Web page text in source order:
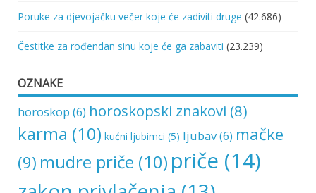
Poruke za djevojačku večer koje će zadiviti druge (42.686)
Čestitke za rođendan sinu koje će ga zabaviti (23.239)
OZNAKE
horoskop (6) horoskopski znakovi (8)
karma (10) kućni ljubimci (5) ljubav(6) mačke
(9) mudre priče (10) priče (14)